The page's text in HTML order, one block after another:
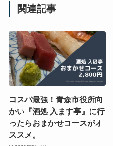
関連記事
コスパ最強！青森市役所向
かい『酒処 入ます亭』に行
ったらおまかせコースがオ
ススメ。